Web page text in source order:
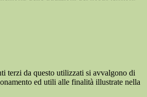
terzi da questo utilizzati si avvalgono di
ed utili alle finalità illustrate nella